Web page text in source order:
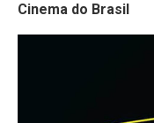
Cinema do Brasil